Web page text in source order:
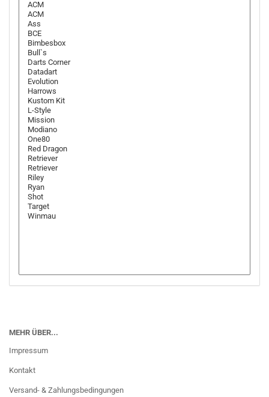
MEHR ÜBER...
Impressum
Kontakt
Versand- & Zahlungsbedingungen